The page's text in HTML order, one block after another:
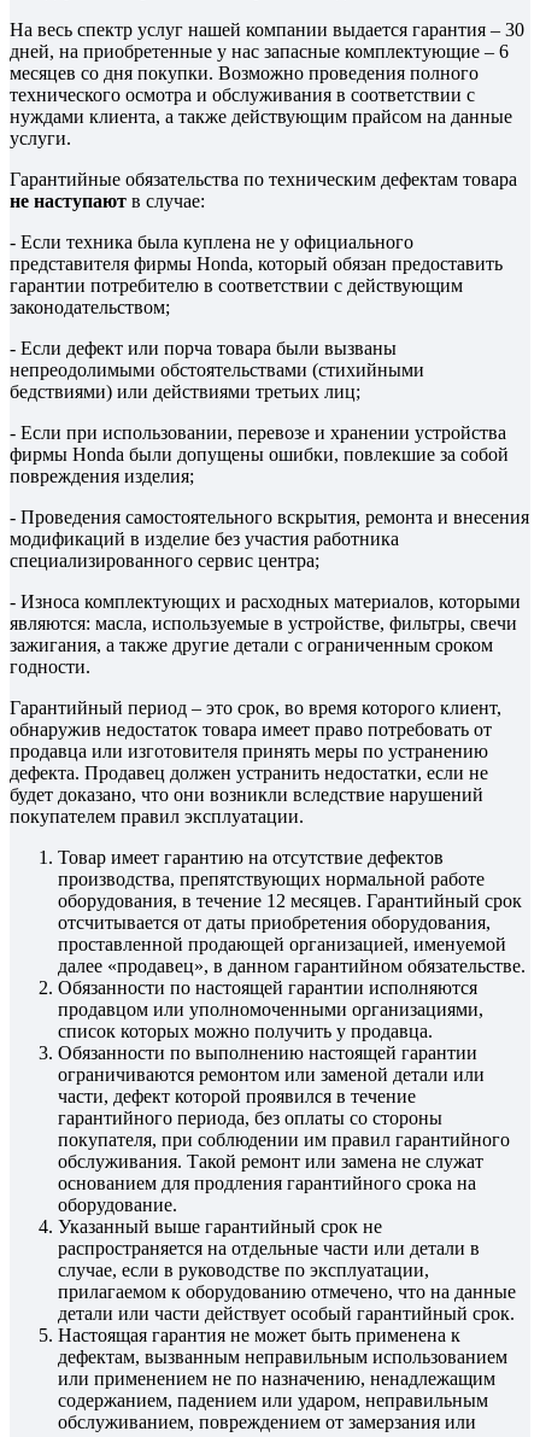
На весь спектр услуг нашей компании выдается гарантия – 30
дней, на приобретенные у нас запасные комплектующие – 6
месяцев со дня покупки. Возможно проведения полного
технического осмотра и обслуживания в соответствии с
нуждами клиента, а также действующим прайсом на данные
услуги.
Гарантийные обязательства по техническим дефектам товара
не наступают в случае:
- Если техника была куплена не у официального
представителя фирмы Honda, который обязан предоставить
гарантии потребителю в соответствии с действующим
законодательством;
- Если дефект или порча товара были вызваны
непреодолимыми обстоятельствами (стихийными
бедствиями) или действиями третьих лиц;
- Если при использовании, перевозе и хранении устройства
фирмы Honda были допущены ошибки, повлекшие за собой
повреждения изделия;
- Проведения самостоятельного вскрытия, ремонта и внесения
модификаций в изделие без участия работника
специализированного сервис центра;
- Износа комплектующих и расходных материалов, которыми
являются: масла, используемые в устройстве, фильтры, свечи
зажигания, а также другие детали с ограниченным сроком
годности.
Гарантийный период – это срок, во время которого клиент,
обнаружив недостаток товара имеет право потребовать от
продавца или изготовителя принять меры по устранению
дефекта. Продавец должен устранить недостатки, если не
будет доказано, что они возникли вследствие нарушений
покупателем правил эксплуатации.
Товар имеет гарантию на отсутствие дефектов
производства, препятствующих нормальной работе
оборудования, в течение 12 месяцев. Гарантийный срок
отсчитывается от даты приобретения оборудования,
проставленной продающей организацией, именуемой
далее «продавец», в данном гарантийном обязательстве.
Обязанности по настоящей гарантии исполняются
продавцом или уполномоченными организациями,
список которых можно получить у продавца.
Обязанности по выполнению настоящей гарантии
ограничиваются ремонтом или заменой детали или
части, дефект которой проявился в течение
гарантийного периода, без оплаты со стороны
покупателя, при соблюдении им правил гарантийного
обслуживания. Такой ремонт или замена не служат
основанием для продления гарантийного срока на
оборудование.
Указанный выше гарантийный срок не
распространяется на отдельные части или детали в
случае, если в руководстве по эксплуатации,
прилагаемом к оборудованию отмечено, что на данные
детали или части действует особый гарантийный срок.
Настоящая гарантия не может быть применена к
дефектам, вызванным неправильным использованием
или применением не по назначению, ненадлежащим
содержанием, падением или ударом, неправильным
обслуживанием, повреждением от замерзания или